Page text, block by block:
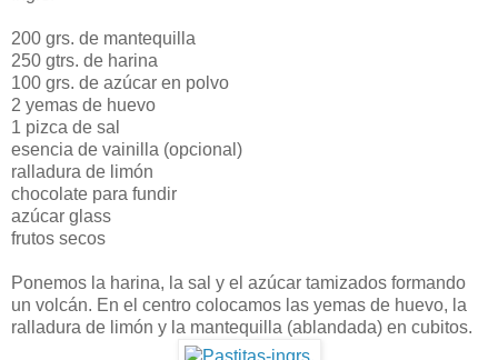
200 grs. de mantequilla
250 gtrs. de harina
100 grs. de azúcar en polvo
2 yemas de huevo
1 pizca de sal
esencia de vainilla (opcional)
ralladura de limón
chocolate para fundir
azúcar glass
frutos secos
Ponemos la harina, la sal y el azúcar tamizados formando
un volcán. En el centro colocamos las yemas de huevo, la
ralladura de limón y la mantequilla (ablandada) en cubitos.